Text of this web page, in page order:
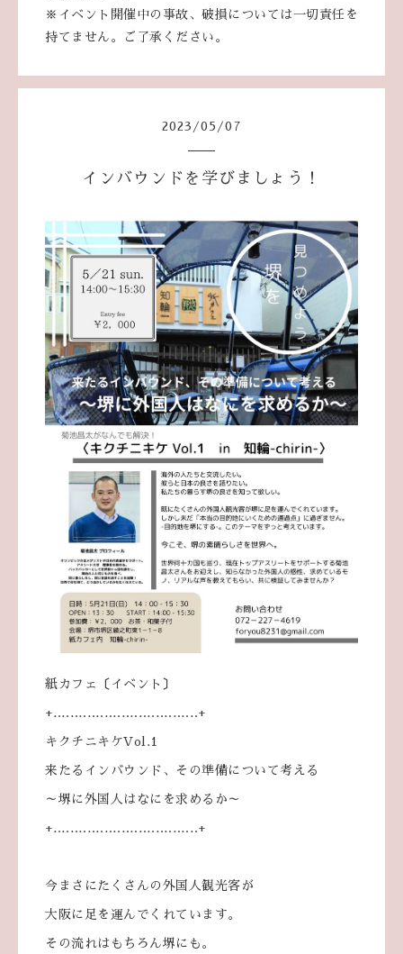
※イベント開催中の事故、破損については一切責任を
持てません。ご了承ください。
2023 /05 /07
インバウンドを学びましょう！
紙カフェ〔イベント〕
+‥‥‥‥‥‥‥‥‥‥‥‥‥‥‥‥‥+
キクチニキケVol.1
来たるインバウンド、その準備について考える
～堺に外国人はなにを求めるか～
+‥‥‥‥‥‥‥‥‥‥‥‥‥‥‥‥‥+
今まさにたくさんの外国人観光客が
大阪に足を運んでくれています。
その流れはもちろん堺にも。